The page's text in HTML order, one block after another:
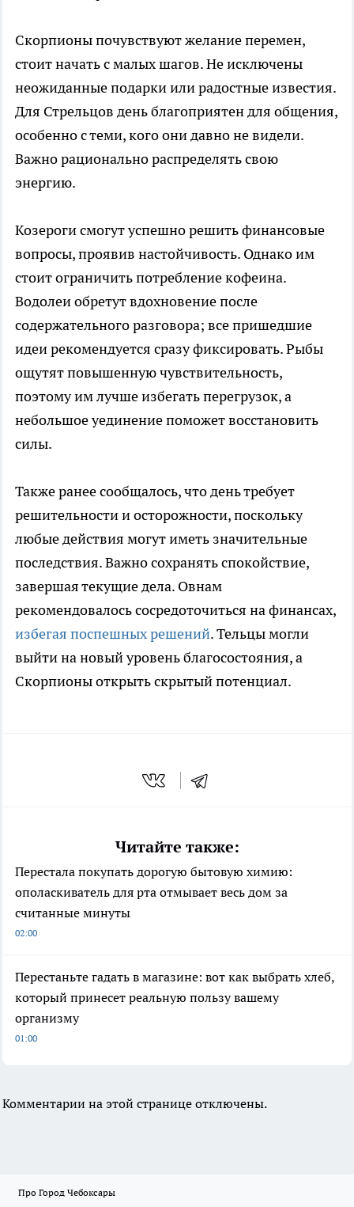
Скорпионы почувствуют желание перемен,
стоит начать с малых шагов. Не исключены
неожиданные подарки или радостные известия.
Для Стрельцов день благоприятен для общения,
особенно с теми, кого они давно не видели.
Важно рационально распределять свою
энергию.
Козероги смогут успешно решить финансовые
вопросы, проявив настойчивость. Однако им
стоит ограничить потребление кофеина.
Водолеи обретут вдохновение после
содержательного разговора; все пришедшие
идеи рекомендуется сразу фиксировать. Рыбы
ощутят повышенную чувствительность,
поэтому им лучше избегать перегрузок, а
небольшое уединение поможет восстановить
силы.
Также ранее сообщалось, что день требует
решительности и осторожности, поскольку
любые действия могут иметь значительные
последствия. Важно сохранять спокойствие,
завершая текущие дела. Овнам
рекомендовалось сосредоточиться на финансах,
избегая поспешных решений. Тельцы могли
выйти на новый уровень благосостояния, а
Скорпионы открыть скрытый потенциал.
Читайте также:
Перестала покупать дорогую бытовую химию:
ополаскиватель для рта отмывает весь дом за
считанные минуты
02:00
Перестаньте гадать в магазине: вот как выбрать хлеб,
который принесет реальную пользу вашему
организму
01:00
Комментарии на этой странице отключены.
Про Город Чебоксары